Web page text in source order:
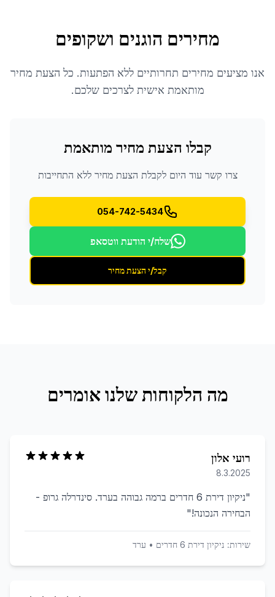
מחירים הוגנים ושקופים
אנו מציעים מחירים תחרותיים ללא הפתעות. כל הצעת מחיר
מותאמת אישית לצרכים שלכם.
קבלו הצעת מחיר מותאמת
צרו קשר עוד היום לקבלת הצעת מחיר ללא התחייבות
054-742-5434
שלח/י הודעת ווטסאפ
קבל/י הצעת מחיר
מה הלקוחות שלנו אומרים
רועי אלון
8.3.2025
"
ניקיון דירת 6 חדרים ברמה גבוהה בערד. סינדרלה גרופ -
הבחירה הנכונה!"
שירות: ניקיון דירת 6 חדרים • ערד